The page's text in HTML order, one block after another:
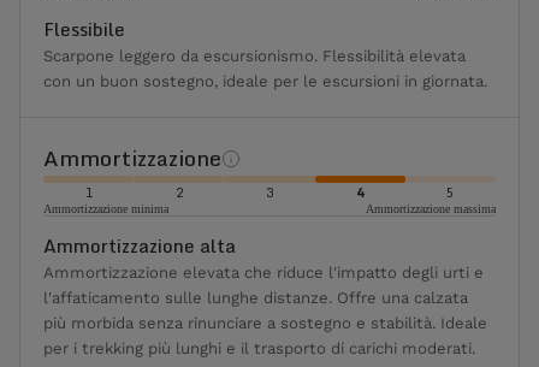
Flessibile
Scarpone leggero da escursionismo. Flessibilità elevata
con un buon sostegno, ideale per le escursioni in giornata.
Ammortizzazione
1 2 3 4 5
Ammortizzazione minima Ammortizzazione massima
Ammortizzazione alta
Ammortizzazione elevata che riduce l'impatto degli urti e
l'affaticamento sulle lunghe distanze. Offre una calzata
più morbida senza rinunciare a sostegno e stabilità. Ideale
per i trekking più lunghi e il trasporto di carichi moderati.